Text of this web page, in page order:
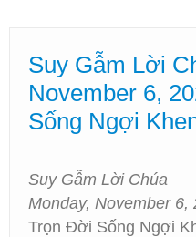
Phát Thanh Tin
Các Hội Thánh Bắc
Suy Gẫm Lời
November 6,
Sống Ngợi
Suy Gẫm Lời Chúa
Monday, November 6,
Trọn Đời Sống Ngợi